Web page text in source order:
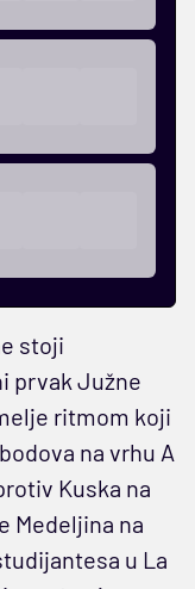
stoji
prvak Južne
ritmom koji
na vrhu A
Kuska na
Medeljina na
u La